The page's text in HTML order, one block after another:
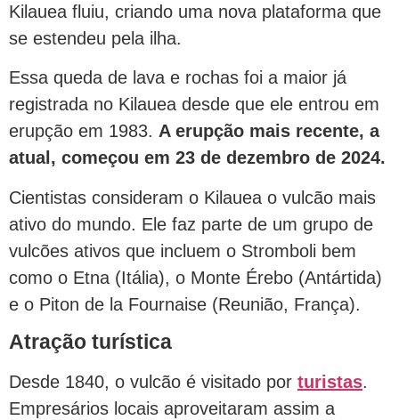
Kilauea fluiu, criando uma nova plataforma que
se estendeu pela ilha.
Essa queda de lava e rochas foi a maior já
registrada no Kilauea desde que ele entrou em
erupção em 1983. A erupção mais recente, a
atual, começou em 23 de dezembro de 2024.
Cientistas consideram o Kilauea o vulcão mais
ativo do mundo. Ele faz parte de um grupo de
vulcões ativos que incluem o Stromboli bem
como o Etna (Itália), o Monte Érebo (Antártida)
e o Piton de la Fournaise (Reunião, França).
Atração turística
Desde 1840, o vulcão é visitado por turistas.
Empresários locais aproveitaram assim a